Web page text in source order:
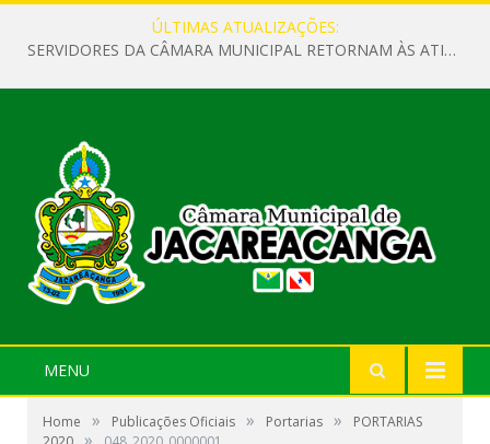
ÚLTIMAS ATUALIZAÇÕES:
SERVIDORES DA CÂMARA MUNICIPAL RETORNAM ÀS ATIVIDADES APÓS O RECESSO PARLAMENTAR
MENU
Home » Publicações Oficiais » Portarias »
PORTARIAS